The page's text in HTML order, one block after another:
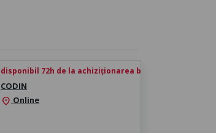
disponibil 72h de la achiziționarea biletului
CODIN
location_on Online